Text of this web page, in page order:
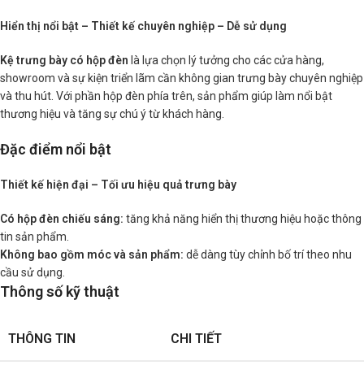
Hiển thị nổi bật – Thiết kế chuyên nghiệp – Dễ sử dụng
Kệ trưng bày có hộp đèn là lựa chọn lý tưởng cho các cửa hàng,
showroom và sự kiện triển lãm cần không gian trưng bày chuyên nghiệp
và thu hút. Với phần hộp đèn phía trên, sản phẩm giúp làm nổi bật
thương hiệu và tăng sự chú ý từ khách hàng.
Đặc điểm nổi bật
Thiết kế hiện đại – Tối ưu hiệu quả trưng bày
Có hộp đèn chiếu sáng: tăng khả năng hiển thị thương hiệu hoặc thông
tin sản phẩm.
Không bao gồm móc và sản phẩm: dễ dàng tùy chỉnh bố trí theo nhu
cầu sử dụng.
Thông số kỹ thuật
THÔNG TIN CHI TIẾT